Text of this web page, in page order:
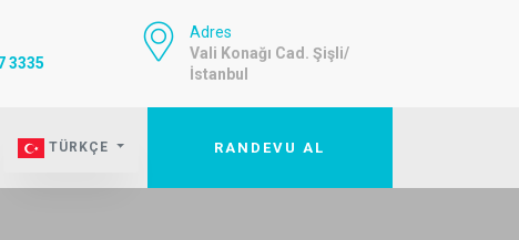
3335
Adres
Vali Konağı Cad. Şişli/
İstanbul
RANDEVU AL
TÜRKÇE